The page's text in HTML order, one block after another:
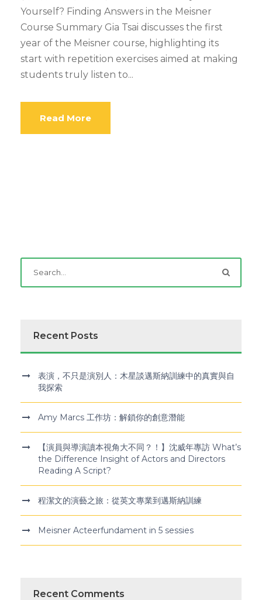
Yourself? Finding Answers in the Meisner
Course Summary Gia Tsai discusses the first
year of the Meisner course, highlighting its
start with repetition exercises aimed at making
students truly listen to...
Read More
Recent Posts
表演，不只是演別人：木星談邁斯納訓練中的真實與自
我探索
Amy Marcs 工作坊：解鎖你的創意潛能
【演員與導演讀本視角大不同？！】沈威年專訪 What’s
the Difference Insight of Actors and Directors
Reading A Script?
程潔文的演藝之旅：從英文專業到邁斯納訓練
Meisner Acteerfundament in 5 sessies
Recent Comments